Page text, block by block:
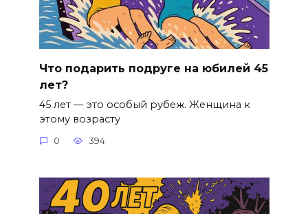
Что подарить подруге на юбилей 45
лет?
45 лет — это особый рубеж. Женщина к
этому возрасту
0 394